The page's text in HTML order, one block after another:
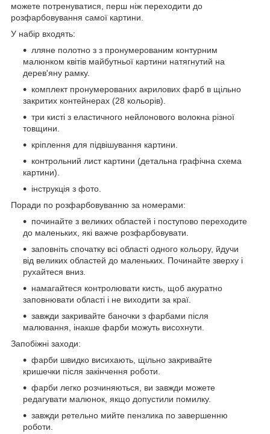
можете потренуватися, перш ніж переходити до
розфарбовування самої картини.
У набір входять:
лляне полотно з з пронумерованим контурним
малюнком квітів майбутньої картини натягнутий на
дерев'яну рамку.
комплект пронумерованих акрилових фарб в щільно
закритих контейнерах (28 кольорів).
три кисті з еластичного нейлонового волокна різної
товщини.
кріплення для підвішування картини.
контрольний лист картини (детальна графічна схема
картини).
інструкція з фото.
Поради по розфарбовуванню за номерами:
починайте з великих областей і поступово переходите
до маленьких, які важче розфарбовувати.
заповніть спочатку всі області одного кольору, йдучи
від великих областей до маленьких. Починайте зверху і
рухайтеся вниз.
намагайтеся контролювати кисть, щоб акуратно
заповнювати області і не виходити за краї.
завжди закривайте баночки з фарбами після
малювання, інакше фарби можуть висохнути.
Запобіжні заходи:
фарби швидко висихають, щільно закривайте
кришечки після закінчення роботи.
фарби легко розчиняються, ви завжди можете
редагувати малюнок, якщо допустили помилку.
завжди ретельно мийте пензлика по завершенню
роботи.